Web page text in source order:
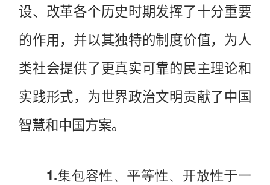
设、改革各个历史时期发挥了十分重要
的作用，并以其独特的制度价值，为人
类社会提供了更真实可靠的民主理论和
实践形式，为世界政治文明贡献了中国
智慧和中国方案。
1.集包容性、平等性、开放性于一